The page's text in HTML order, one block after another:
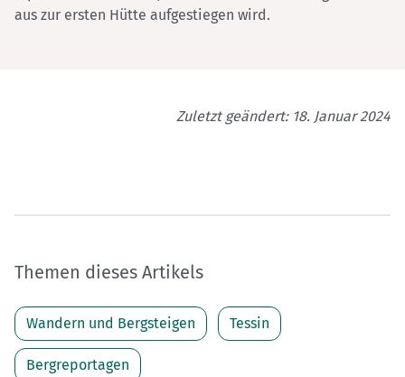
aus zur ersten Hütte aufgestiegen wird.
Zuletzt geändert: 18. Januar 2024
Themen dieses Artikels
Wandern und Bergsteigen Tessin
Bergreportagen